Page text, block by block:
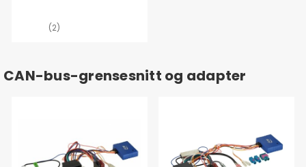
(2)
CAN-bus-grensesnitt og adapter